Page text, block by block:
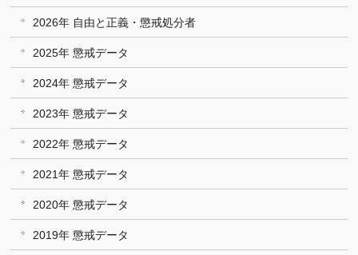
2026年 自由と正義・懲戒処分者
2025年 懲戒データ
2024年 懲戒データ
2023年 懲戒データ
2022年 懲戒データ
2021年 懲戒データ
2020年 懲戒データ
2019年 懲戒データ